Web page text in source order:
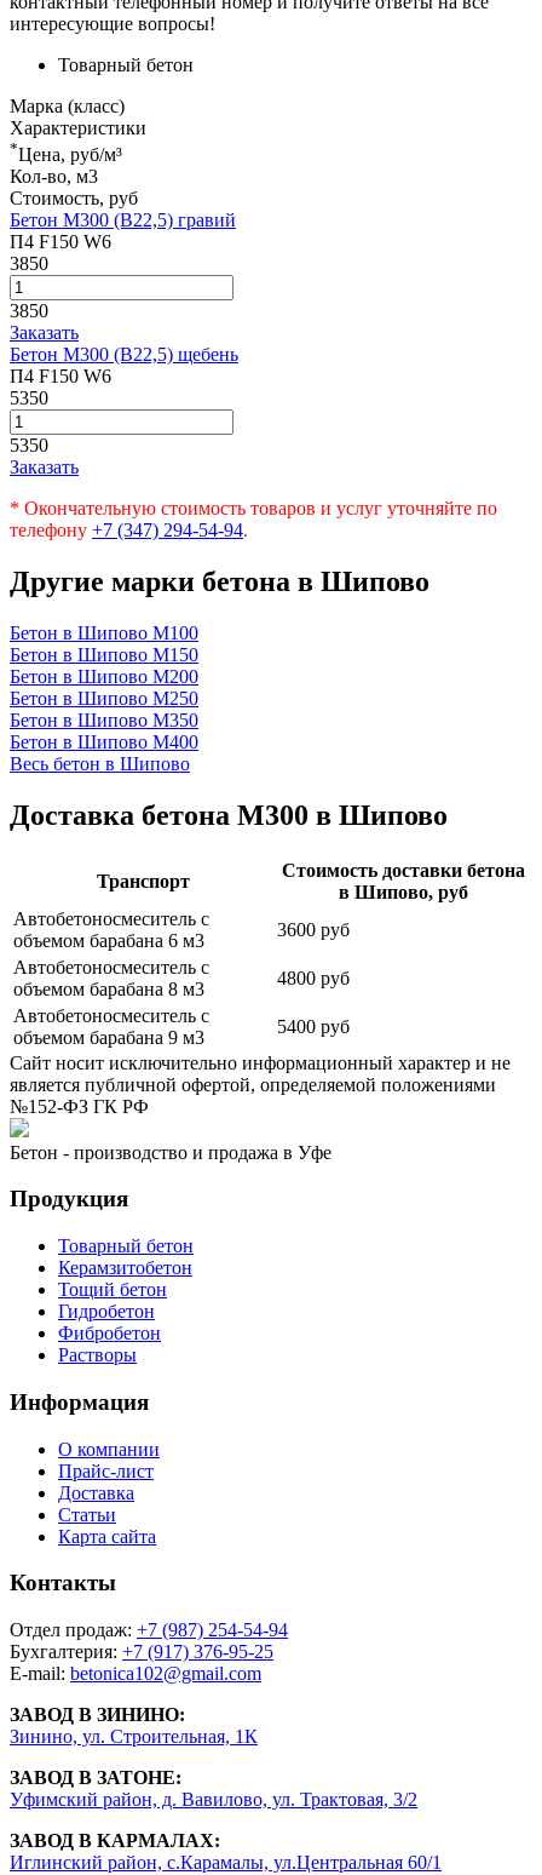
интересующие вопросы!
Товарный бетон
Марка (класс)
Характеристики
*Цена, руб/м³
Кол-во, м3
Стоимость, руб
Бетон М300 (В22,5) гравий
П4 F150 W6
3850
3850
Заказать
Бетон М300 (В22,5) щебень
П4 F150 W6
5350
5350
Заказать
* Окончательную стоимость товаров и услуг уточняйте по
телефону +7 (347) 294-54-94.
Другие марки бетона в Шипово
Бетон в Шипово М100
Бетон в Шипово М150
Бетон в Шипово М200
Бетон в Шипово М250
Бетон в Шипово М350
Бетон в Шипово М400
Весь бетон в Шипово
Доставка бетона М300 в Шипово
Транспорт
Стоимость доставки бетона
в Шипово, руб
Автобетоносмеситель с
объемом барабана 6 м3
3600 руб
Автобетоносмеситель с
объемом барабана 8 м3
4800 руб
Автобетоносмеситель с
объемом барабана 9 м3
5400 руб
Сайт носит исключительно информационный характер и не
является публичной офертой, определяемой положениями
№152-ФЗ ГК РФ
Бетон - производство и продажа в Уфе
Продукция
Товарный бетон
Керамзитобетон
Тощий бетон
Гидробетон
Фибробетон
Растворы
Информация
О компании
Прайс-лист
Доставка
Статьи
Карта сайта
Контакты
Отдел продаж: +7 (987) 254-54-94
Бухгалтерия: +7 (917) 376-95-25
E-mail: betonica102@gmail.com
ЗАВОД В ЗИНИНО:
Зинино, ул. Строительная, 1К
ЗАВОД В ЗАТОНЕ:
Уфимский район, д. Вавилово, ул. Трактовая, 3/2
ЗАВОД В КАРМАЛАХ:
Иглинский район, с.Карамалы, ул.Центральная 60/1